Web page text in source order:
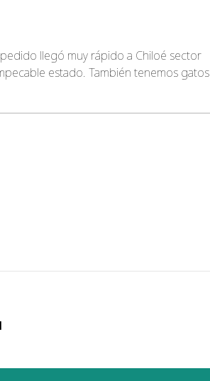
llegó muy rápido a Chiloé sector
estado. También tenemos gatos